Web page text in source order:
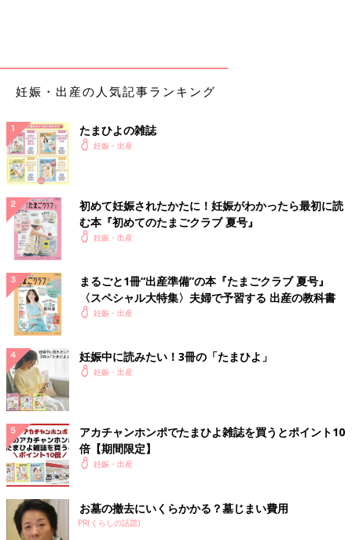
妊娠・出産の人気記事ランキング
たまひよの雑誌
妊娠・出産
初めて妊娠されたかたに！妊娠がわかったら最初に読
む本『初めてのたまごクラブ 夏号』
妊娠・出産
まるごと1冊“出産準備”の本『たまごクラブ 夏号』
〈スペシャル大特集〉夫婦で予習する 出産の教科書
妊娠・出産
妊娠中に読みたい！3冊の「たまひよ」
妊娠・出産
アカチャンホンポでたまひよ雑誌を買うとポイント10
倍【期間限定】
妊娠・出産
お墓の撤去にいくらかかる？墓じまい費用
PR(くらしの話題)